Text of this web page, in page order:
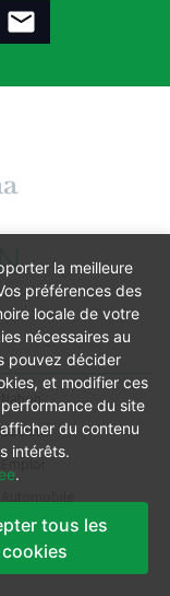
Nation
Société
Emploi
Podcast
la meilleure
préférences des
locale de votre
nécessaires au
pouvez décider
et modifier ces
du site
du contenu
intérêts.
.
tous les
cookies